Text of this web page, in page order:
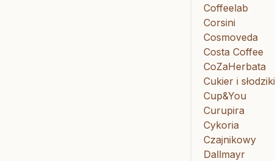
Coffeelab
Corsini
Cosmoveda
Costa Coffee
CoZaHerbata
Cukier i słodziki
Cup&You
Curupira
Cykoria
Czajnikowy
Dallmayr